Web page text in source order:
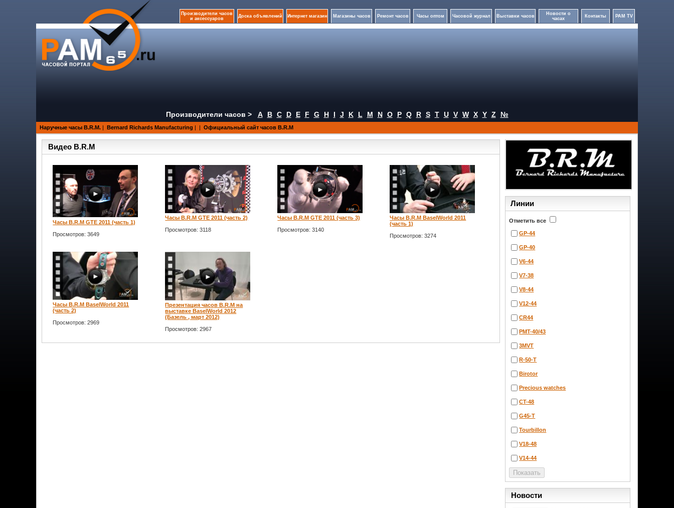
Производители часов
и аксессуаров
Доска объявлений Интернет магазин Магазины часов Ремонт часов Часы оптом Часовой журнал Выставки часов
Новости о
часах
Контакты PAM TV
Производители часов > A B C D E F G H I J K L M N O P Q R S T U V W X Y Z №
Наручные часы B.R.M. | Bernard Richards Manufacturing | | Официальный сайт часов B.R.M
Видео B.R.M
Часы B.R.M GTE 2011 (часть 1)
Просмотров: 3649
Часы B.R.M GTE 2011 (часть 2)
Просмотров: 3118
Часы B.R.M GTE 2011 (часть 3)
Просмотров: 3140
Часы B.R.M BaselWorld 2011
(часть 1)
Просмотров: 3274
Часы B.R.M BaselWorld 2011
(часть 2)
Просмотров: 2969
Презентация часов B.R.M на
выставке BaselWorld 2012
(Базель , март 2012)
Просмотров: 2967
Линии
Отметить все
GP-44
GP-40
V6-44
V7-38
V8-44
V12-44
CR44
PMT-40/43
3MVT
R-50-T
Birotor
Precious watches
CT-48
G45-T
Tourbillon
V18-48
V14-44
Новости